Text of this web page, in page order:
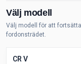
Välj modell
Välj modell för att
fordonsträdet.
CR V